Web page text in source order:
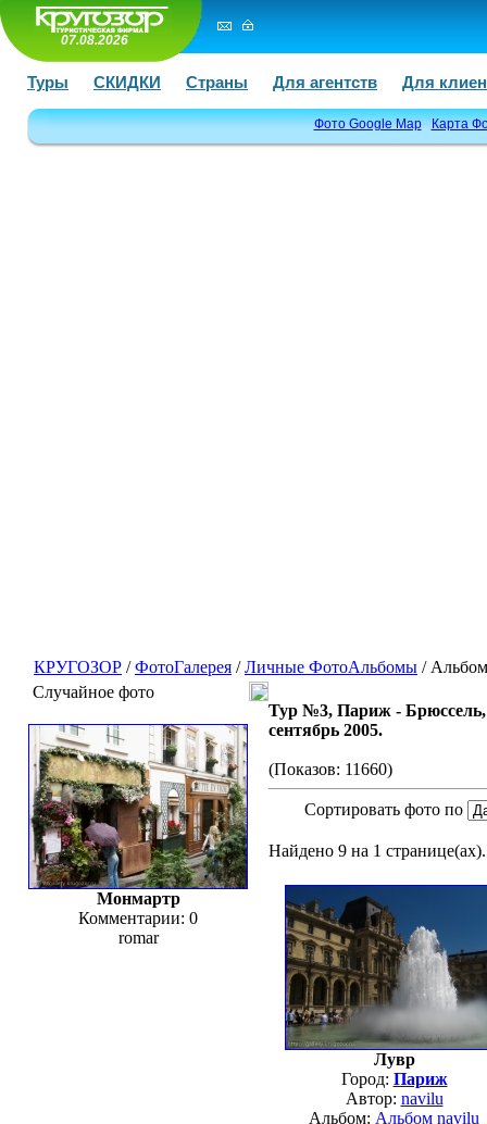
07.08.2026
Туры СКИДКИ Страны Для агентств Для
Фото Google Map Карта
КРУГОЗОР /ФотоГалерея /Личные ФотоАльбомы /
Случайное фото
Монмартр
Комментарии: 0
romar
Тур №3, Париж - Брюссель,
сентябрь 2005.
(Показов: 11660)
Сортировать фото по
Найдено 9 на 1
Лувр
Город: Париж
Автор: navilu
Альбом: Альбом navilu